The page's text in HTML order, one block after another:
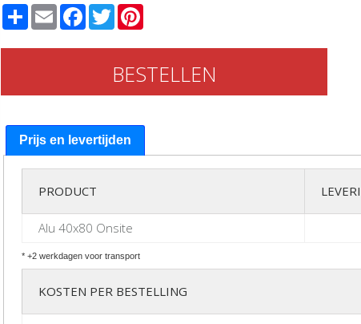
ShareEmailFacebook
TwitterPinterest
BESTELLEN
Prijs en levertijden
PRODUCT
Alu 40x80 Onsite
* +2 werkdagen voor transport
KOSTEN PER BESTELLING